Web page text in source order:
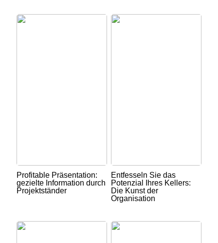
Profitable Präsentation:
gezielte Information durch
Projektständer
Entfesseln Sie das
Potenzial Ihres Kellers:
Die Kunst der
Organisation